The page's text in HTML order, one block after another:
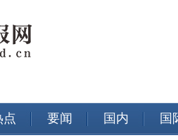
点 要闻 国内 国